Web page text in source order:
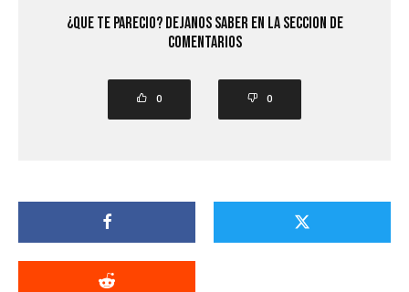
¿Que Te Parecio? Dejanos saber en la seccion de
comentarios
0 0